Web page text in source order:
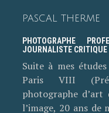
PASCAL THERME
PHOTOGRAPHE
JOURNALISTE CRITIQUE
Suite à mes
Paris VIII
photographe d’art
l’image, 20 ans de